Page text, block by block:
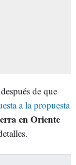
de que
a la propuesta
en Oriente